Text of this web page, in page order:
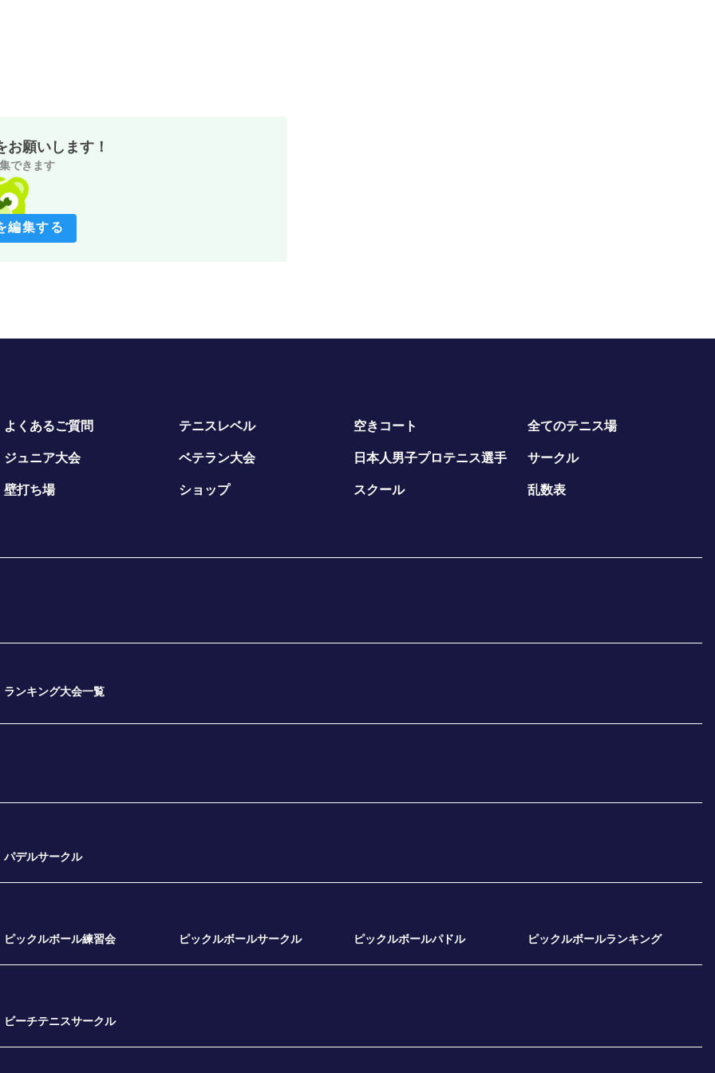
願いします！
できます
編集する
よくあるご質問 テニスレベル 空きコート 全てのテニス場
ジュニア大会 ベテラン大会 日本人男子プロテニス選手 サークル
壁打ち場 ショップ スクール 乱数表
ランキング大会一覧
パデルサークル
ピックルボール練習会 ピックルボールサークル ピックルボールパドル ピックルボールランキング
ビーチテニスサークル